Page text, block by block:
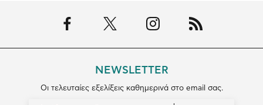
NEWSLETTER
Οι τελευταίες εξελίξεις καθημερινά στο email σας.